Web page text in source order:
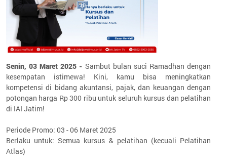
Senin, 03 Maret 2025 - Sambut bulan suci Ramadhan dengan
kesempatan istimewa! Kini, kamu bisa meningkatkan
kompetensi di bidang akuntansi, pajak, dan keuangan dengan
potongan harga Rp 300 ribu untuk seluruh kursus dan pelatihan
di IAI Jatim!
Periode Promo: 03 - 06 Maret 2025
Berlaku untuk: Semua kursus & pelatihan (kecuali Pelatihan
Atlas)